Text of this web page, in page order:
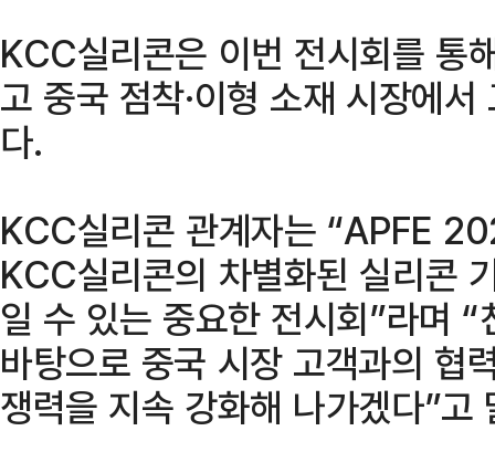
KCC실리콘은 이번 전시회를 통
고 중국 점착·이형 소재 시장에
다.
KCC실리콘 관계자는 “APFE
KCC실리콘의 차별화된 실리콘
일 수 있는 중요한 전시회”라며 “
바탕으로 중국 시장 고객과의 협
쟁력을 지속 강화해 나가겠다”고